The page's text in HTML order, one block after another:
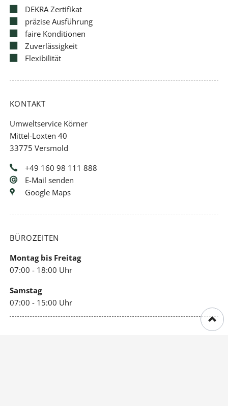
DEKRA Zertifikat
präzise Ausführung
faire Konditionen
Zuverlässigkeit
Flexibilität
KONTAKT
Umweltservice Körner
Mittel-Loxten 40
33775 Versmold
+49 160 98 111 888
E-Mail senden
Google Maps
BÜROZEITEN
Montag bis Freitag
07:00 - 18:00 Uhr
Samstag
07:00 - 15:00 Uhr